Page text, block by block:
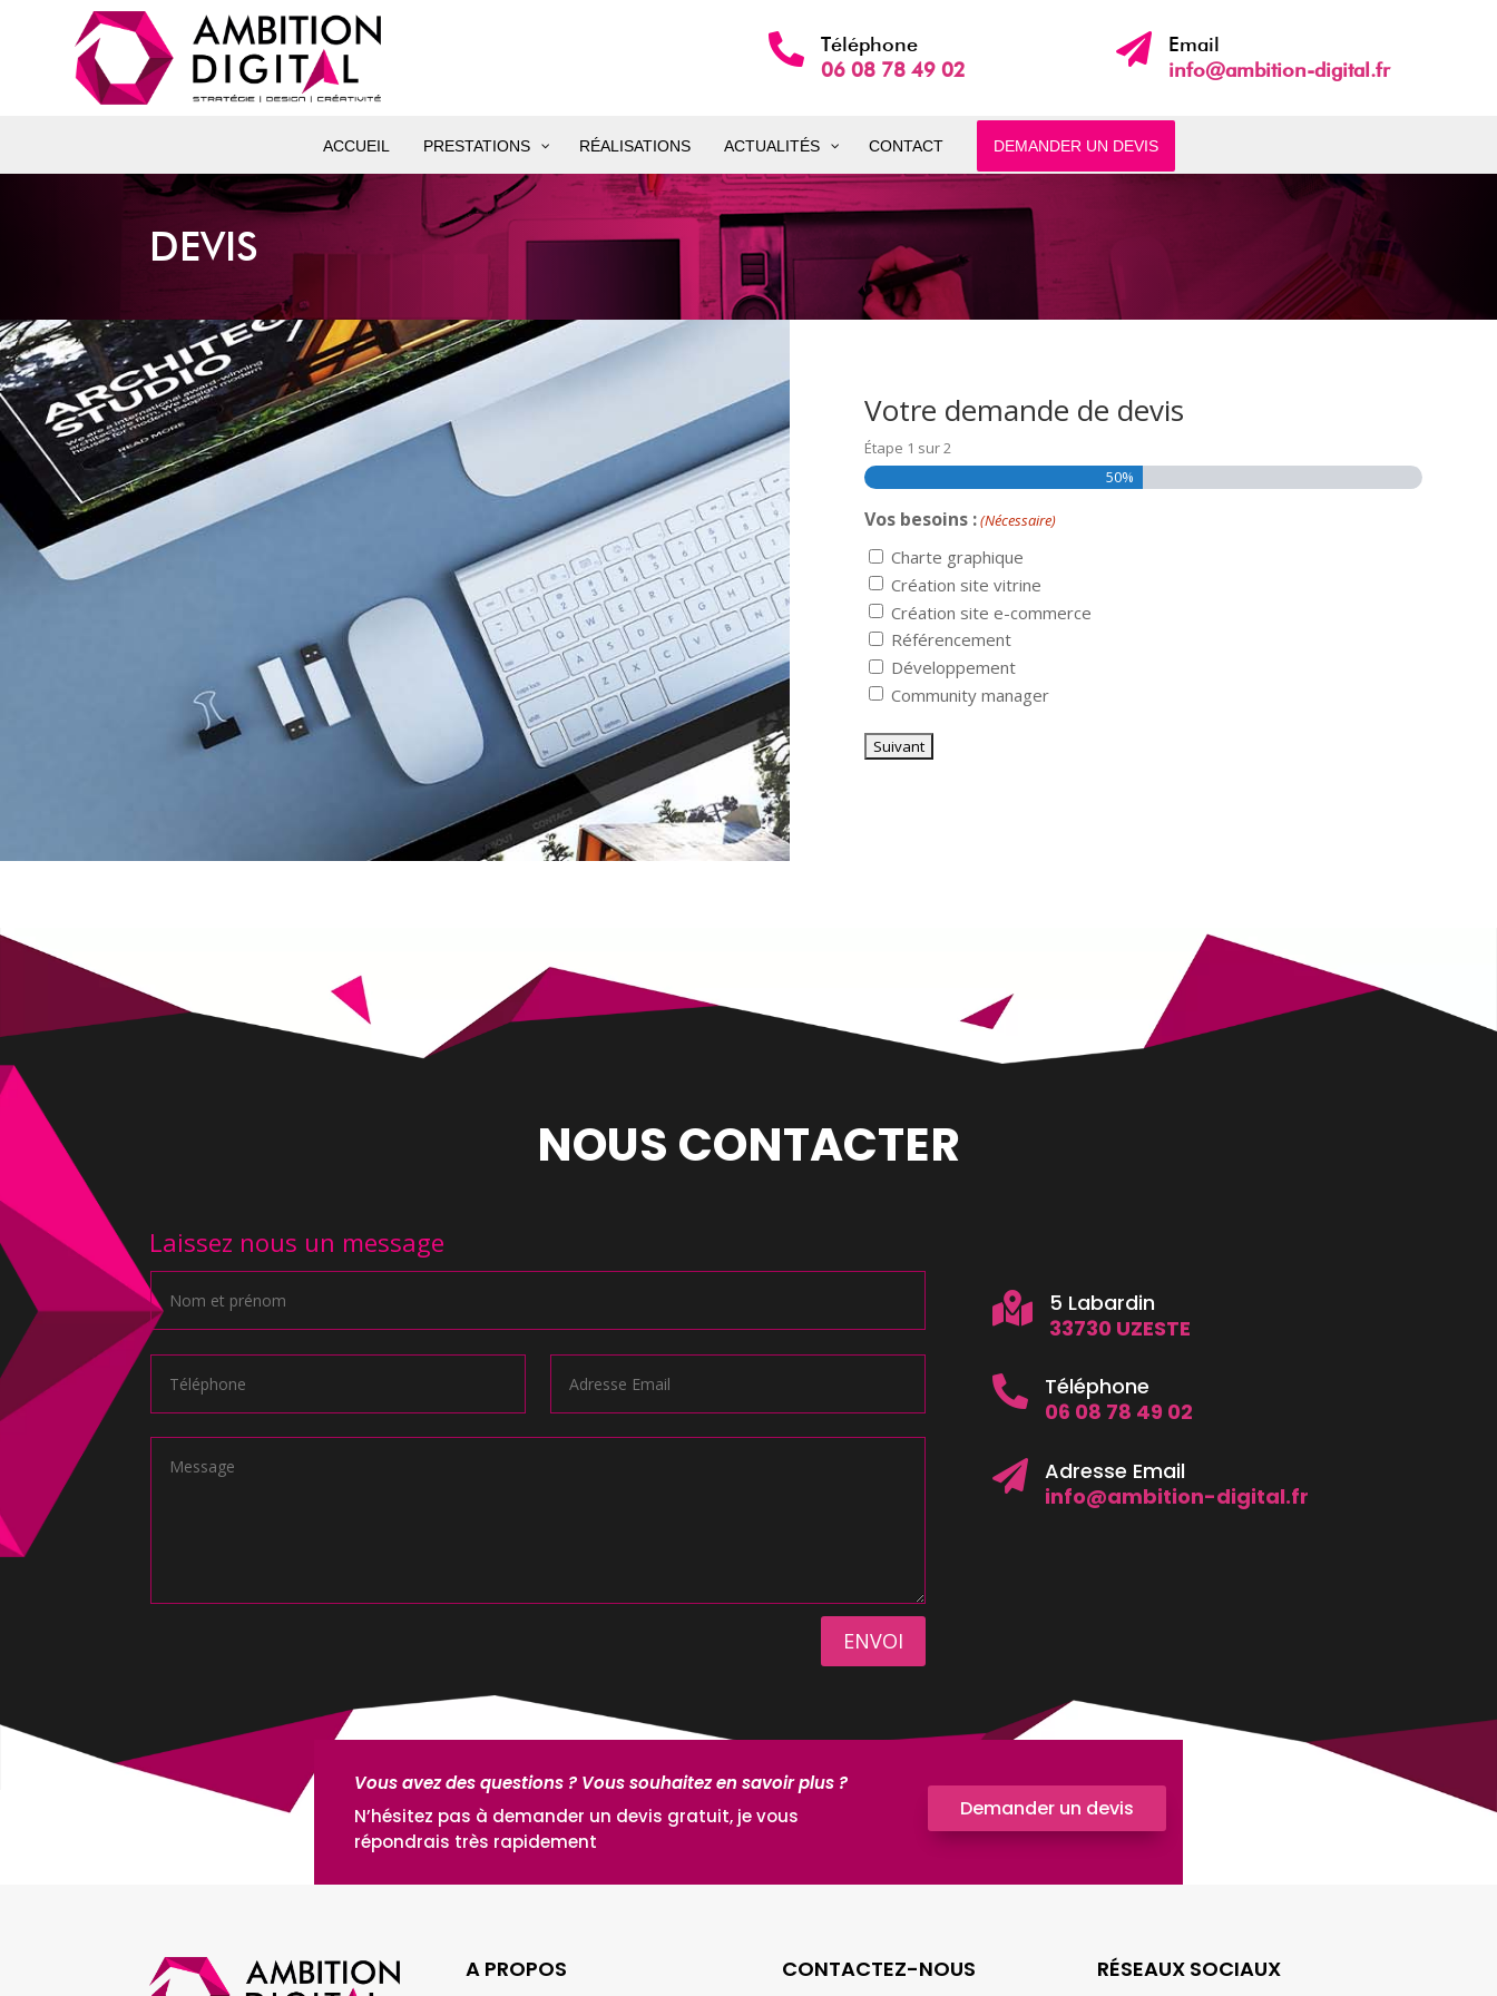

Téléphone
06 08 78 49 02

Email
info@ambition-digital.fr
ACCUEIL PRESTATIONS RÉALISATIONS ACTUALITÉS CONTACT DEMANDER UN DEVIS
DEVIS
Votre demande de devis
Étape 1 sur2
50%
Vos besoins :(Nécessaire)
Charte graphique
Création site vitrine
Création site e-commerce
Référencement
Développement
Community manager
NOUS CONTACTER
Laissez nous un message
ENVOI

5 Labardin
33730 UZESTE

Téléphone
06 08 78 49 02

Adresse Email
info@ambition-digital.fr
Vous avez des questions ? Vous souhaitez en savoir plus ?
N’hésitez pas à demander un devis gratuit, je vous
répondrais très rapidement
Demander un devis
A PROPOS CONTACTEZ-NOUS RÉSEAUX SOCIAUX